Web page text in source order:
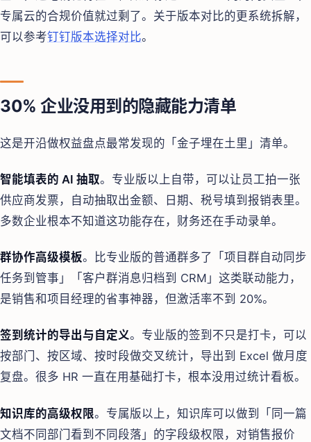
专属云的合规价值就过剩了。关于版本对比的更系统拆解，
可以参考钉钉版本选择对比。
30% 企业没用到的隐藏能力清单
这是开沿做权益盘点最常发现的「金子埋在土里」清单。
智能填表的 AI 抽取。专业版以上自带，可以让员工拍一张
供应商发票，自动抽取出金额、日期、税号填到报销表里。
多数企业根本不知道这功能存在，财务还在手动录单。
群协作高级模板。比专业版的普通群多了「项目群自动同步
任务到管事」「客户群消息归档到 CRM」这类联动能力，
是销售和项目经理的省事神器，但激活率不到 20%。
签到统计的导出与自定义。专业版的签到不只是打卡，可以
按部门、按区域、按时段做交叉统计，导出到 Excel 做月度
复盘。很多 HR 一直在用基础打卡，根本没用过统计看板。
知识库的高级权限。专属版以上，知识库可以做到「同一篇
文档不同部门看到不同段落」的字段级权限，对销售报价